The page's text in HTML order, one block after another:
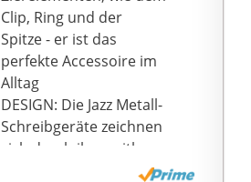
Clip, Ring und der
Spitze - er ist das
perfekte Accessoire im
Alltag
DESIGN: Die Jazz Metall-
Schreibgeräte zeichnen
sich durch ihre zeitlos
elegante Formsprache